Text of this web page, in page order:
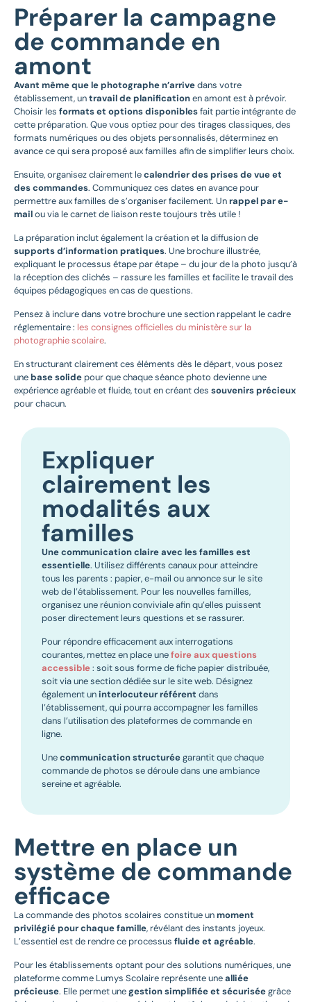
Préparer la campagne
de commande en
amont
Avant même que le photographe n’arrivedans votre
établissement, untravail de planificationen amont est à prévoir.
Choisir les formats et options disponiblesfait partie intégrante de
cette préparation. Que vous optiez pour des tirages classiques, des
formats numériques ou des objets personnalisés, déterminez en
avance ce qui sera proposé aux familles afin de simplifier leurs choix.
Ensuite, organisez clairement lecalendrier des prises de vue et
des commandes. Communiquez ces dates en avance pour
permettre aux familles de s’organiser facilement. Unrappel par e-
mailou via le carnet de liaison reste toujours très utile !
La préparation inclut également la création et la diffusion de
supports d’information pratiques. Une brochure illustrée,
expliquant le processus étape par étape – du jour de la photo jusqu’à
la réception des clichés – rassure les familles et facilite le travail des
équipes pédagogiques en cas de questions.
Pensez à inclure dans votre brochure une section rappelant le cadre
réglementaire : les consignes officielles du ministère sur la
photographie scolaire.
En structurant clairement ces éléments dès le départ, vous posez
unebase solide pour que chaque séance photo devienne une
expérience agréable et fluide, tout en créant des souvenirs précieux
pour chacun.
Expliquer
clairement les
modalités aux
familles
Une communication claire avec les familles est
essentielle. Utilisez différents canaux pour atteindre
tous les parents : papier, e-mail ou annonce sur le site
web de l’établissement. Pour les nouvelles familles,
organisez une réunion conviviale afin qu’elles puissent
poser directement leurs questions et se rassurer.
Pour répondre efficacement aux interrogations
courantes, mettez en place unefoire aux questions
accessible: soit sous forme de fiche papier distribuée,
soit via une section dédiée sur le site web. Désignez
également uninterlocuteur référent dans
l’établissement, qui pourra accompagner les familles
dans l’utilisation des plateformes de commande en
ligne.
Unecommunication structuréegarantit que chaque
commande de photos se déroule dans une ambiance
sereine et agréable.
Mettre en place un
système de commande
efficace
La commande des photos scolaires constitue unmoment
privilégié pour chaque famille, révélant des instants joyeux.
L’essentiel est de rendre ce processus fluide et agréable.
Pour les établissements optant pour des solutions numériques, une
plateforme comme Lumys Scolaire représente unealliée
précieuse. Elle permet unegestion simplifiée et sécuriséegrâce